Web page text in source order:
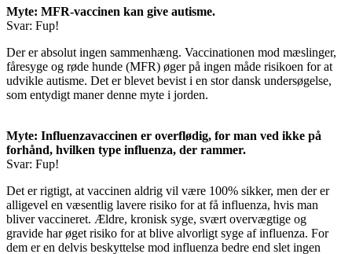
Myte: MFR-vaccinen kan give autisme.
Svar: Fup!
Der er absolut ingen sammenhæng. Vaccinationen mod mæslinger,
fåresyge og røde hunde (MFR) øger på ingen måde risikoen for at
udvikle autisme. Det er blevet bevist i en stor dansk undersøgelse,
som entydigt maner denne myte i jorden.
Myte: Influenzavaccinen er overflødig, for man ved ikke på
forhånd, hvilken type influenza, der rammer.
Svar: Fup!
Det er rigtigt, at vaccinen aldrig vil være 100% sikker, men der er
alligevel en væsentlig lavere risiko for at få influenza, hvis man
bliver vaccineret. Ældre, kronisk syge, svært overvægtige og
gravide har øget risiko for at blive alvorligt syge af influenza. For
dem er en delvis beskyttelse mod influenza bedre end slet ingen